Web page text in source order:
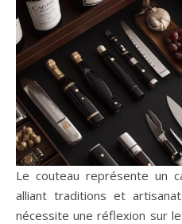
Le couteau représente un
alliant traditions et
nécessite une réflexion sur